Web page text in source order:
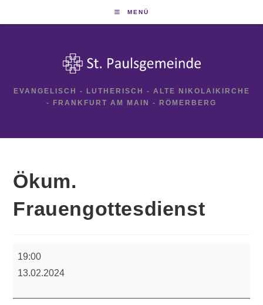
MENÜ
EVANGELISCH - LUTHERISCH - ALTE NIKOLAIKIRCHE
- FRANKFURT AM MAIN - RÖMERBERG
Ökum.
Frauengottesdienst
19:00
13.02.2024